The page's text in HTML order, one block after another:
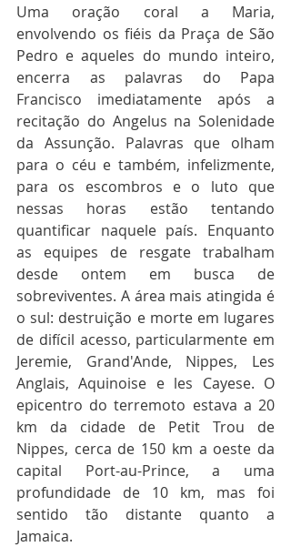
Uma oração coral a Maria,
envolvendo os fiéis da Praça de São
Pedro e aqueles do mundo inteiro,
encerra as palavras do Papa
Francisco imediatamente após a
recitação do Angelus na Solenidade
da Assunção. Palavras que olham
para o céu e também, infelizmente,
para os escombros e o luto que
nessas horas estão tentando
quantificar naquele país. Enquanto
as equipes de resgate trabalham
desde ontem em busca de
sobreviventes. A área mais atingida é
o sul: destruição e morte em lugares
de difícil acesso, particularmente em
Jeremie, Grand'Ande, Nippes, Les
Anglais, Aquinoise e les Cayese. O
epicentro do terremoto estava a 20
km da cidade de Petit Trou de
Nippes, cerca de 150 km a oeste da
capital Port-au-Prince, a uma
profundidade de 10 km, mas foi
sentido tão distante quanto a
Jamaica.